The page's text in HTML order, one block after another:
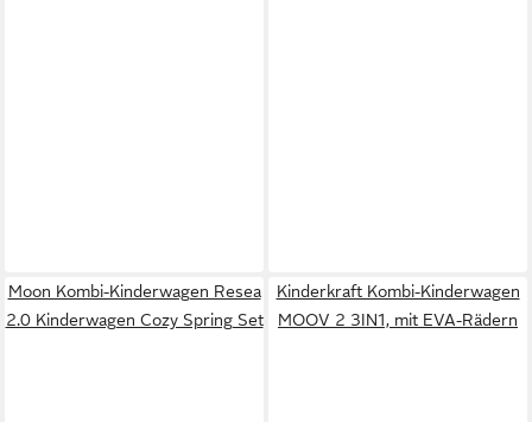
Moon Kombi-Kinderwagen Resea
2.0 Kinderwagen Cozy Spring Set
Kinderkraft Kombi-Kinderwagen
MOOV 2 3IN1, mit EVA-Rädern